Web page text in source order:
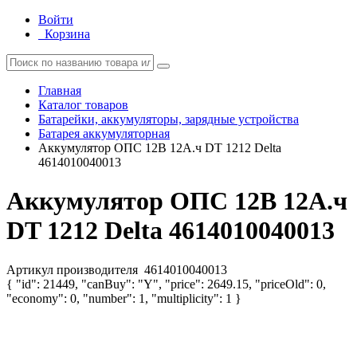
Войти
Корзина
Главная
Каталог товаров
Батарейки, аккумуляторы, зарядные устройства
Батарея аккумуляторная
Аккумулятор ОПС 12В 12А.ч DT 1212 Delta
4614010040013
Аккумулятор ОПС 12В 12А.ч
DT 1212 Delta 4614010040013
Артикул производителя 4614010040013
{ "id": 21449, "canBuy": "Y", "price": 2649.15, "priceOld": 0,
"economy": 0, "number": 1, "multiplicity": 1 }